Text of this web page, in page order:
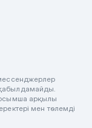
арқылы
мен төлемді